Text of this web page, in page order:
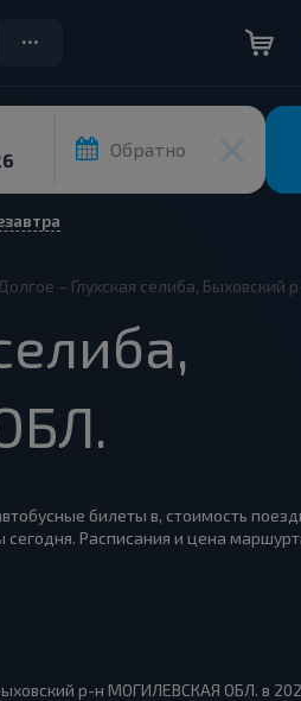
Обратно
– Глухская селиба,
билеты в, стоимость
Расписания и цена
р-н МОГИЛЕВСКАЯ ОБЛ. в